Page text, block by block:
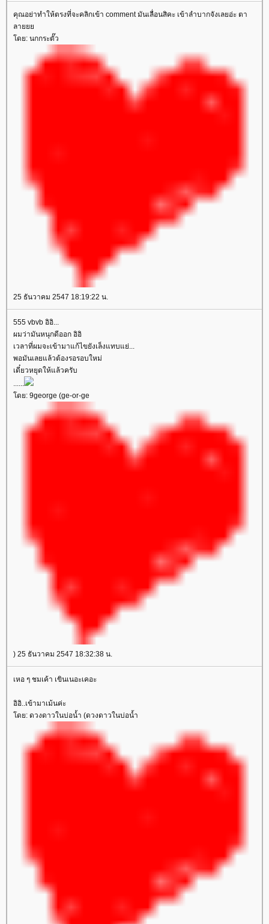
คุณอย่าทำให้ตรงที่จะคลิกเข้า comment มันเลื่อนสิคะ เข้าลำบากจังเลยอ่ะ ตา
ลา
ดย: นกกระตั๊ว
25 ธันวาคม 2547 18:19:22 น.
555 vbvb อิอิ...
ผมว่ามันหนุกดีออก อิอิ
เวลาที่ผมจะเข้ามาแก้ไขยังเล็งแทบแย่...
พอมันเลยแล้วต้องรอรอบใหม่
เดี๋ยวหยุดให้แล้วครับ
ดย: 9george (ge-or-ge
) 25 ธันวาคม 2547 18:32:38 น.
เหอ ๆ ชมเค้า เขินเนอะเคอะ
อิอิ..เข้ามาเม้นค่ะ
ดย: ดวงดาวในบ่อน้ำ (ดวงดาวในบ่อน้ำ